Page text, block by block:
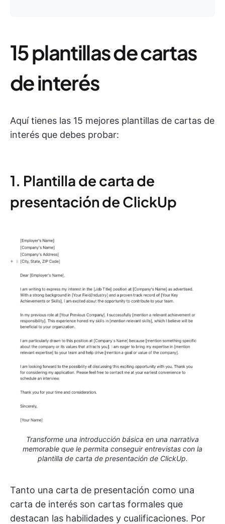
15 plantillas de cartas
de interés
Aquí tienes las 15 mejores plantillas de cartas de
interés que debes probar:
1. Plantilla de carta de
presentación de ClickUp
Transforme una introducción básica en una narrativa
memorable que le permita conseguir entrevistas con la
plantilla de carta de presentación de ClickUp.
Tanto una carta de presentación como una
carta de interés son cartas formales que
destacan las habilidades y cualificaciones. Por